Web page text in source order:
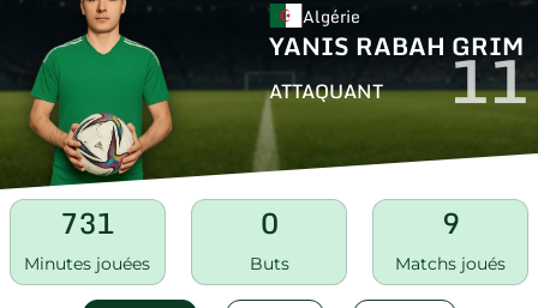
Algérie
YANIS RABAH GRIM
ATTAQUANT 11
731
Minutes jouées
0
Buts
9
Matchs joués